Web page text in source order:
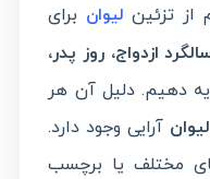
از تزئین لیوان برای
ازدواج، روز پدر،
دهیم. دلیل آن هر
لیوان آرایی وجود دارد.
مختلف یا برچسب